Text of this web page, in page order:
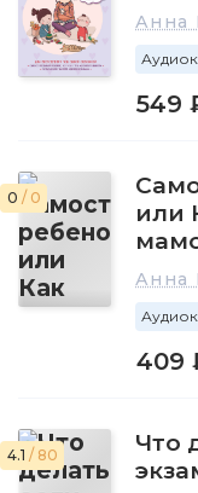
Анна
549
0 / 0
или
Анна
409
4.1 / 80
Что